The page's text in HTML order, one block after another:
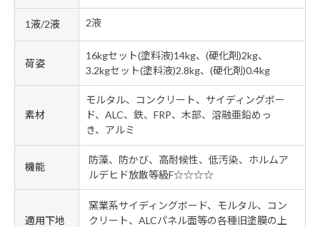
1液/2液 2液
荷姿
16kgセット(塗料液)14kg、(硬化剤)2kg、
3.2kgセット(塗料液)2.8kg、(硬化剤)0.4kg
素材
モルタル、コンクリート、サイディングボー
ド、ALC、鉄、FRP、木部、溶融亜鉛めっ
き、アルミ
機能
防藻、防かび、高耐候性、低汚染、ホルムア
ルデヒド放散等級F☆☆☆☆
適用下地
窯業系サイディングボード、モルタル、コン
クリート、ALCパネル面等の各種旧塗膜の上